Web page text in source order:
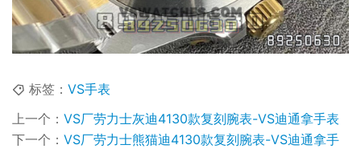
标签： VS手表
上一个： VS厂劳力士灰迪4130款复刻腕表-VS迪通拿手表
下一个： VS厂劳力士熊猫迪4130款复刻腕表-VS迪通拿手